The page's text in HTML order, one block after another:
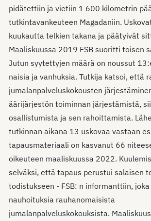
pidätettiin ja vietiin 1 600 kilometrin
tutkintavankeuteen Magadaniin.
kuukautta telkien takana ja päätyivät
Maaliskuussa 2019 FSB suoritti toisen
Jutun syytettyjen määrä on noussut
naisia ja vanhuksia. Tutkija katsoi, että
jumalanpalveluskokousten
äärijärjestön toiminnan järjestämistä,
osallistumista ja sen rahoittamista.
tutkinnan aikana 13 uskovaa vastaan
tapausmateriaali on kasvanut 66
oikeuteen maaliskuussa 2022.
selväksi, että tapaus perustui salaisen
todistukseen - FSB: n informanttiin,
nauhoituksia rauhanomaisista
jumalanpalveluskokouksista.